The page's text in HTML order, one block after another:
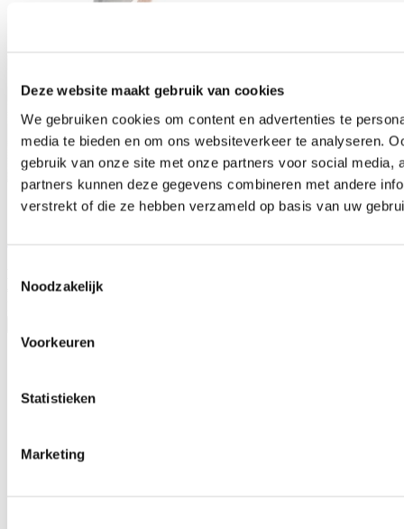
Deze website maakt gebruik van cookies
We gebruiken cookies om content en advertenties te
media te bieden en om ons websiteverkeer te analyseren.
gebruik van onze site met onze partners voor social media,
partners kunnen deze gegevens combineren met andere
verstrekt of die ze hebben verzameld op basis van uw
Noodzakelijk
Voorkeuren
Statistieken
Marketing
€ 19,95